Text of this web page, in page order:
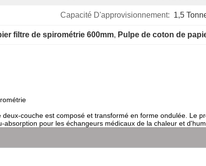
Capacité D'approvisionnement: 1,5
filtre de spirométrie 600mm, Pulpe de coton de
couche est composé et transformé en forme ondulée. Le
pour les échangeurs médicaux de la chaleur et